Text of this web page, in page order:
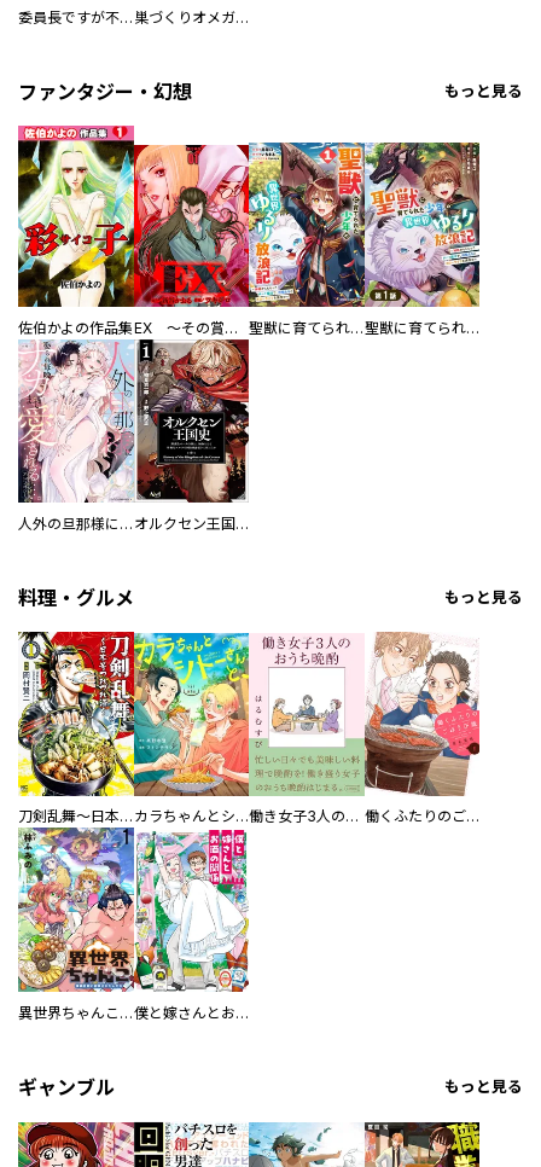
委員長ですが不良になるほど恋してます！ 巣づくりオメガバース
ファンタジー・幻想 もっと見る
佐伯かよの作品集 EX ～その賞金稼ぎは、世界の出口を探す～【単行本版】 聖獣に育てられた少年の異世界ゆるり放浪記～神様からもらったチート魔法で、仲間たちとスローライフを満喫中～ 聖獣に育てられた少年の異世界ゆるり放浪記～神様からもらったチート魔法で、仲間たちとスローライフを満喫中～【分冊版】
人外の旦那様に娶られ毎晩ナカまで愛される…。アンソロジー オルクセン王国史
料理・グルメ もっと見る
刀剣乱舞～日本号つれづれ酒～ カラちゃんとシトーさんと、 【分冊版】 働き女子3人のおうち晩酌 働くふたりのごほうび飯
異世界ちゃんこ～横綱目前に召喚されたんだが～ 【連載版】 僕と嫁さんとお酒の関係
ギャンブル もっと見る